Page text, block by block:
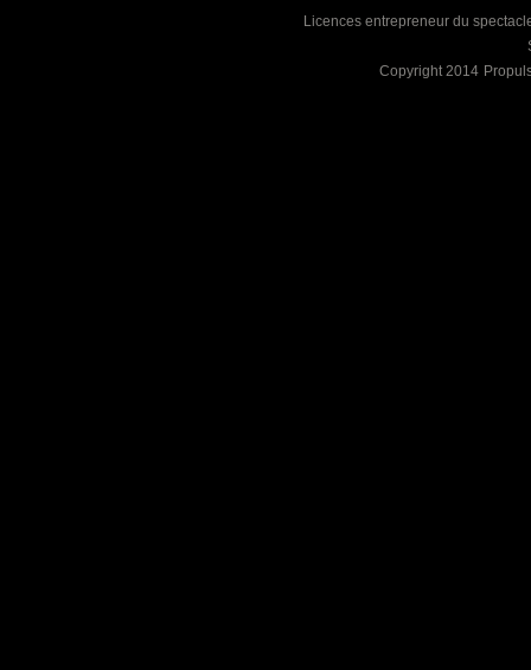
Licences entrepreneur du
Copyright 2014